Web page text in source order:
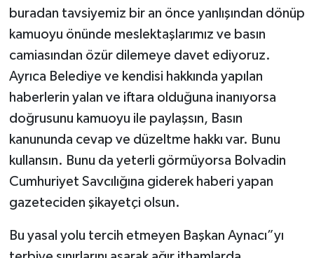
buradan tavsiyemiz bir an önce yanlışından dönüp
kamuoyu önünde meslektaşlarımız ve basın
camiasından özür dilemeye davet ediyoruz.
Ayrıca Belediye ve kendisi hakkında yapılan
haberlerin yalan ve iftara olduğuna inanıyorsa
doğrusunu kamuoyu ile paylaşsın, Basın
kanununda cevap ve düzeltme hakkı var. Bunu
kullansın. Bunu da yeterli görmüyorsa Bolvadin
Cumhuriyet Savcılığına giderek haberi yapan
gazeteciden şikayetçi olsun.
Bu yasal yolu tercih etmeyen Başkan Aynacı”yı